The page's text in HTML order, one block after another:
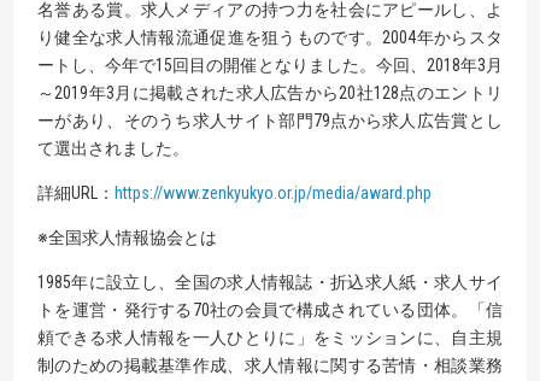
名誉ある賞。求人メディアの持つ力を社会にアピールし、よ
り健全な求人情報流通促進を狙うものです。2004年からスタ
ートし、今年で15回目の開催となりました。今回、2018年3月
～2019年3月に掲載された求人広告から20社128点のエントリ
ーがあり、そのうち求人サイト部門79点から求人広告賞とし
て選出されました。
詳細URL： https://www.zenkyukyo.or.jp/media/award.php
※全国求人情報協会とは
1985年に設立し、全国の求人情報誌・折込求人紙・求人サイ
トを運営・発行する70社の会員で構成されている団体。「信
頼できる求人情報を一人ひとりに」をミッションに、自主規
制のための掲載基準作成、求人情報に関する苦情・相談業務